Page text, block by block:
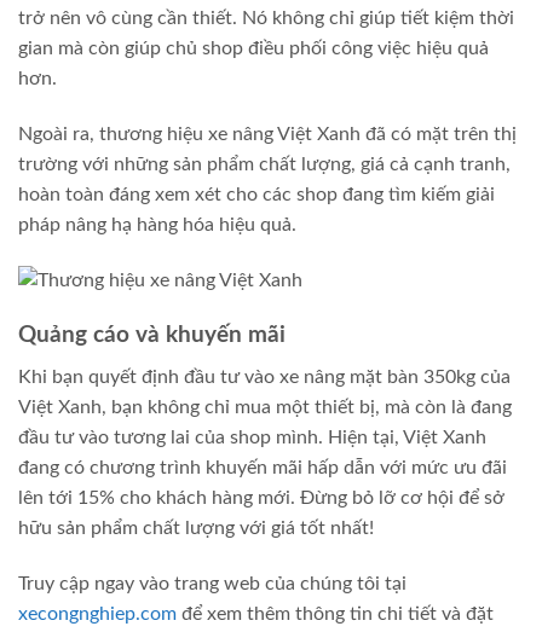
trở nên vô cùng cần thiết. Nó không chỉ giúp tiết kiệm thời
gian mà còn giúp chủ shop điều phối công việc hiệu quả
hơn.
Ngoài ra, thương hiệu xe nâng Việt Xanh đã có mặt trên thị
trường với những sản phẩm chất lượng, giá cả cạnh tranh,
hoàn toàn đáng xem xét cho các shop đang tìm kiếm giải
pháp nâng hạ hàng hóa hiệu quả.
Quảng cáo và khuyến mãi
Khi bạn quyết định đầu tư vào xe nâng mặt bàn 350kg của
Việt Xanh, bạn không chỉ mua một thiết bị, mà còn là đang
đầu tư vào tương lai của shop mình. Hiện tại, Việt Xanh
đang có chương trình khuyến mãi hấp dẫn với mức ưu đãi
lên tới 15% cho khách hàng mới. Đừng bỏ lỡ cơ hội để sở
hữu sản phẩm chất lượng với giá tốt nhất!
Truy cập ngay vào trang web của chúng tôi tại
xecongnghiep.com để xem thêm thông tin chi tiết và đặt